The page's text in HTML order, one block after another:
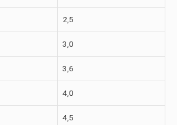
2,5
3,0
3,6
4,0
4,5